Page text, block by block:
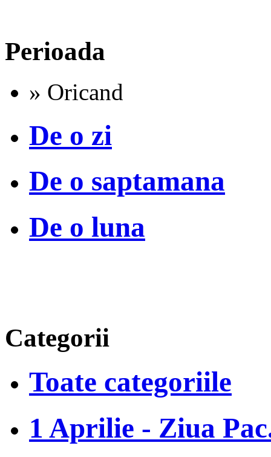
Perioada
» Oricand
De o zi
De o saptamana
De o luna
Categorii
Toate categoriile
1 Aprilie - Ziua